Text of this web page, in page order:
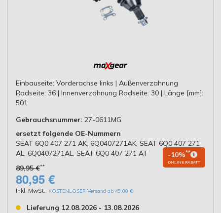
Einbauseite: Vorderachse links | Außenverzahnung
Radseite: 36 | Innenverzahnung Radseite: 30 | Länge [mm]:
501
Gebrauchsnummer: 27-0611MG
ersetzt folgende OE-Nummern
SEAT 6Q0 407 271 AK, 6Q0407271AK, SEAT 6Q0 407 271
AL, 6Q0407271AL, SEAT 6Q0 407 271 AT
89,95 €**
-10%**
ONLINE RABATT
80,95 €
Inkl. MwSt., KOSTENLOSER Versand ab 49,00 €
Lieferung 12.08.2026 - 13.08.2026